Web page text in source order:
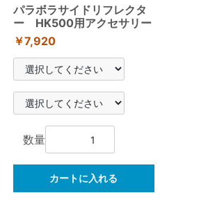
パラボラサイドリフレクタ
ー HK500用アクセサリー
￥7,920
数量
カートに入れる